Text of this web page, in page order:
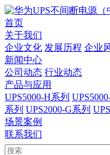
首页
关于我们
企业文化 发展历程 企业
新闻中心
公司动态 行业动态
产品与应用
UPS5000-H系列
系列 UPS2000-G系列
场景案例
联系我们